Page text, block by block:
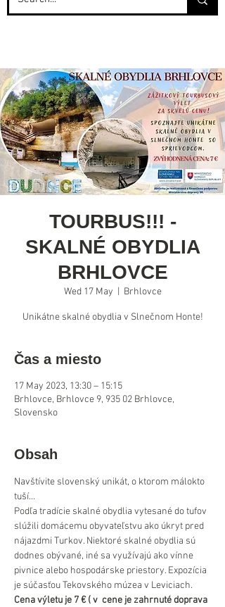
TOURBUS!!! -
SKALNÉ OBYDLIA
BRHLOVCE
Wed 17 May Brhlovce
Čas a miesto
17 May 2023, 13:30 – 15:15
Brhlovce, Brhlovce 9, 935 02 Brhlovce,
Slovensko
Obsah
Navštívite slovenský unikát, o ktorom málokto
tuší...
Podľa tradície skalné obydlia vytesané do tufov
slúžili domácemu obyvateľstvu ako úkryt pred
nájazdmi Turkov. Niektoré skalné obydlia sú
dodnes obývané, iné sa využívajú ako vínne
pivnice alebo hospodárske priestory. Expozícia
je súčasťou Tekovského múzea v Leviciach.
Cena výletu je 7 € ( v  cene je zahrnuté doprava